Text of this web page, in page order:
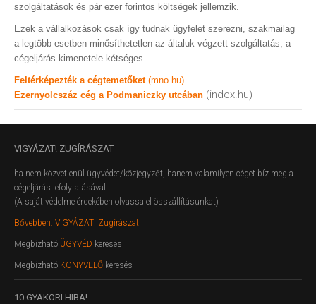
szolgáltatások és pár ezer forintos költségek jellemzik.
Ezek a vállalkozások csak így tudnak ügyfelet szerezni, szakmailag
a legtöbb esetben minősíthetetlen az általuk végzett szolgáltatás, a
cégeljárás kimenetele kétséges.
Feltérképezték a cégtemetőket (mno.hu)
Ezernyolcszáz cég a Podmaniczky utcában (index.hu)
VIGYÁZAT! ZUGÍRÁSZAT
ha nem közvetlenül ügyvédet/közjegyzőt, hanem valamilyen céget bíz meg a
cégeljárás lefolytatásával.
(A saját védelme érdekében olvassa el összállításunkat)
Bővebben: VIGYÁZAT! Zugírászat
Megbízható ÜGYVÉD keresés
Megbízható KÖNYVELŐ keresés
10 GYAKORI HIBA!